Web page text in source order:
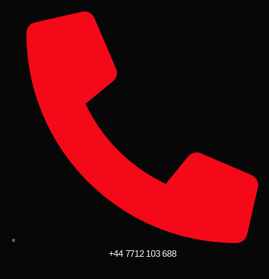
+44 7712 103 688